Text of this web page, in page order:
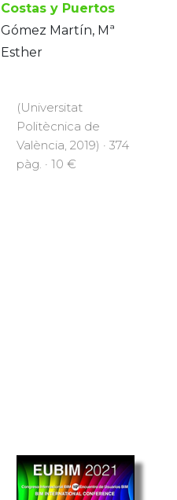
Costas y Puertos
Gómez Martín, Mª
Esther
(Universitat
Politècnica de
València, 2019) · 374
pàg. · 10 €